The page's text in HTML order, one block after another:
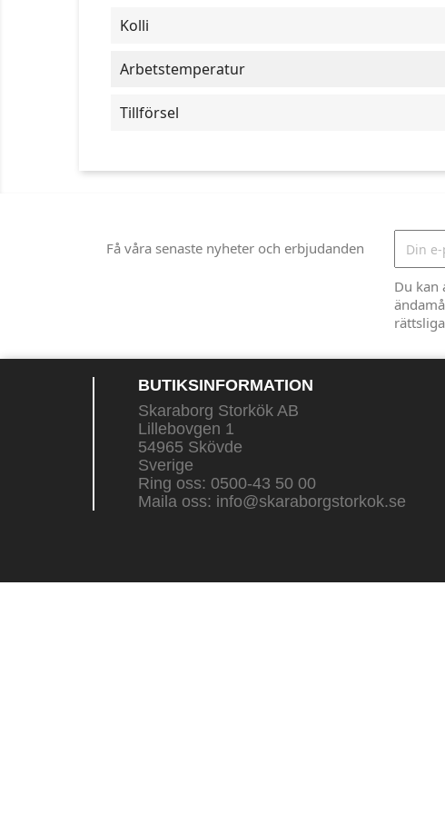
Kolli
Arbetstemperatur
Tillförsel
Få våra senaste nyheter och erbjudanden
Du kan
BUTIKSINFORMATION
Skaraborg Storkök AB
Lillebovgen 1
54965 Skövde
Sverige
Ring oss: 0500-43 50 00
Maila oss: info@skaraborgstorkok.se